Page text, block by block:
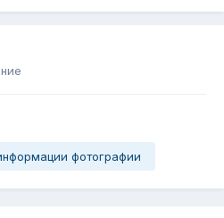
фотографии